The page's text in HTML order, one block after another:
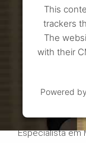
This
trackers
The
with their
Powered by
Diana
Especialista em